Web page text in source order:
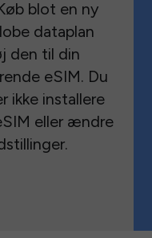
blot en ny
dataplan
den til din
eSIM. Du
ikke installere
eller ændre